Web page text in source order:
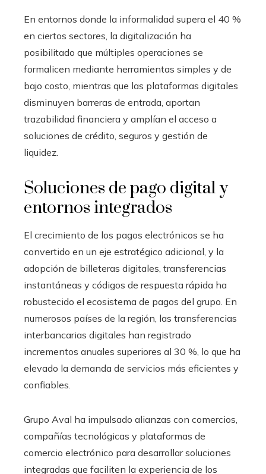
En entornos donde la informalidad supera el 40 %
en ciertos sectores, la digitalización ha
posibilitado que múltiples operaciones se
formalicen mediante herramientas simples y de
bajo costo, mientras que las plataformas digitales
disminuyen barreras de entrada, aportan
trazabilidad financiera y amplían el acceso a
soluciones de crédito, seguros y gestión de
liquidez.
Soluciones de pago digital y
entornos integrados
El crecimiento de los pagos electrónicos se ha
convertido en un eje estratégico adicional, y la
adopción de billeteras digitales, transferencias
instantáneas y códigos de respuesta rápida ha
robustecido el ecosistema de pagos del grupo. En
numerosos países de la región, las transferencias
interbancarias digitales han registrado
incrementos anuales superiores al 30 %, lo que ha
elevado la demanda de servicios más eficientes y
confiables.
Grupo Aval ha impulsado alianzas con comercios,
compañías tecnológicas y plataformas de
comercio electrónico para desarrollar soluciones
integradas que faciliten la experiencia de los